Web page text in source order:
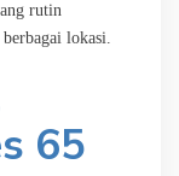
rutin
lokasi.
65